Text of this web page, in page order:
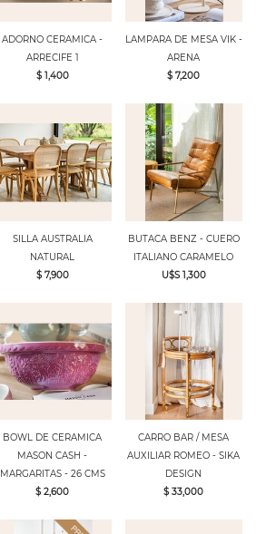
ADORNO CERAMICA -
ARRECIFE 1
$ 1,400
LAMPARA DE MESA VIK -
ARENA
$ 7,200
SILLA AUSTRALIA
NATURAL
$ 7,900
BUTACA BENZ - CUERO
ITALIANO CARAMELO
U$S 1,300
BOWL DE CERAMICA
MASON CASH -
MARGARITAS - 26 CMS
$ 2,600
CARRO BAR / MESA
AUXILIAR ROMEO - SIKA
DESIGN
$ 33,000